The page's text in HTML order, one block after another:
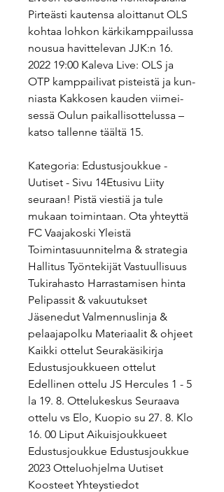
Pir­teäs­ti kau­ten­sa aloit­ta­nut OLS
kohtaa lohkon kär­ki­kamp­pai­lus­sa
nousua ha­vit­te­le­van JJK:n 16.
2022 19:00 Kaleva Live: OLS ja
OTP kamp­pai­li­vat pis­teis­tä ja kun­
nias­ta Kak­ko­sen kauden vii­mei­
ses­sä Oulun pai­kal­lis­ot­te­lus­sa –
katso tal­len­ne täältä 15.
Kategoria: Edustusjoukkue -
Uutiset - Sivu 14Etusivu Liity
seuraan! Pistä viestiä ja tule
mukaan toimintaan. Ota yhteyttä
FC Vaajakoski Yleistä
Toimintasuunnitelma & strategia
Hallitus Työntekijät Vastuullisuus
Tukirahasto Harrastamisen hinta
Pelipassit & vakuutukset
Jäsenedut Valmennuslinja &
pelaajapolku Materiaalit & ohjeet
Kaikki ottelut Seurakäsikirja
Edustusjoukkueen ottelut
Edellinen ottelu JS Hercules 1 - 5
la 19. 8. Ottelukeskus Seuraava
ottelu vs Elo, Kuopio su 27. 8. Klo
16. 00 Liput Aikuisjoukkueet
Edustusjoukkue Edustusjoukkue
2023 Otteluohjelma Uutiset
Koosteet Yhteystiedot